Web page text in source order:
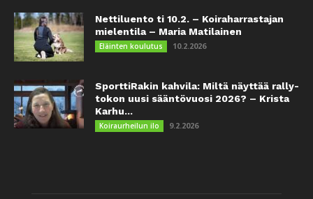
Nettiluento ti 10.2. – Koiraharrastajan
mielentila – Maria Matilainen
Eläinten koulutus 10.2.2026
SporttiRakin kahvila: Miltä näyttää rally-
tokon uusi sääntövuosi 2026? – Krista
Karhu...
Koiraurheilun ilo 9.2.2026